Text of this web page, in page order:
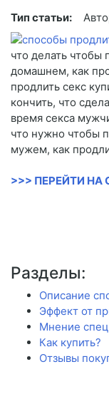
Тип статьи:
что делать чтобы
домашнем, как
продлить секс
кончить, что
время секса
что нужно чтобы
мужем, как
>>> ПЕРЕЙТИ
Разделы:
Описание
Эффект от
Мнение
Как купить?
Отзывы